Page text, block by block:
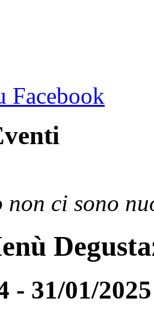
Facebook
non ci sono
- 31/01/2025